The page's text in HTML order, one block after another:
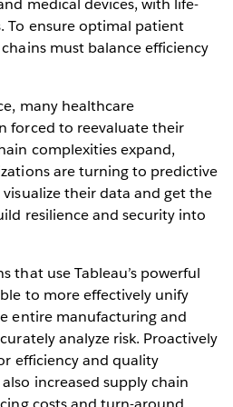
medical devices, with life-
To ensure optimal patient
must balance efficiency
many healthcare
forced to reevaluate their
complexities expand,
are turning to predictive
their data and get the
resilience and security into
that use Tableau’s powerful
to more effectively unify
entire manufacturing and
analyze risk. Proactively
efficiency and quality
increased supply chain